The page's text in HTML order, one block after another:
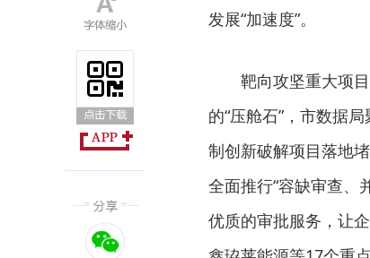
发展“加速度”。
靶向攻坚重大项
的“压舱石”，市数据
制创新破解项目落地
全面推行“容缺审查、
优质的审批服务，让